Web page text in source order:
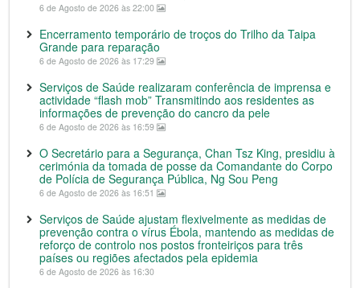
6 de Agosto de 2026 às 22:00
Encerramento temporário de troços do Trilho da Taipa
Grande para reparação
6 de Agosto de 2026 às 17:29
Serviços de Saúde realizaram conferência de imprensa e
actividade “flash mob” Transmitindo aos residentes as
informações de prevenção do cancro da pele
6 de Agosto de 2026 às 16:59
O Secretário para a Segurança, Chan Tsz King, presidiu à
cerimónia da tomada de posse da Comandante do Corpo
de Polícia de Segurança Pública, Ng Sou Peng
6 de Agosto de 2026 às 16:51
Serviços de Saúde ajustam flexivelmente as medidas de
prevenção contra o vírus Ébola, mantendo as medidas de
reforço de controlo nos postos fronteiriços para três
países ou regiões afectados pela epidemia
6 de Agosto de 2026 às 16:30